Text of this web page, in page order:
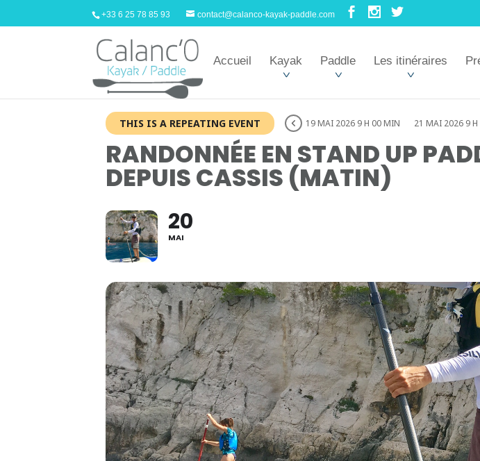
+33 6 25 78 85 93 contact@calanco-kayak-paddle.com
Accueil Kayak Paddle Les itinéraires
THIS IS A REPEATING EVENT 19 MAI 2026 9 H 00 MIN 21 MAI 2026 9
RANDONNÉE EN STAND UP
DEPUIS CASSIS (MATIN)
20
MAI